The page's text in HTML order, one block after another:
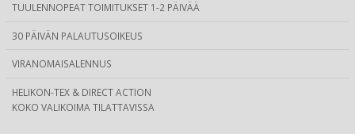
TUULENNOPEAT TOIMITUKSET 1-2 PÄIVÄÄ
30 PÄIVÄN PALAUTUSOIKEUS
VIRANOMAISALENNUS
HELIKON-TEX & DIRECT ACTION
KOKO VALIKOIMA TILATTAVISSA